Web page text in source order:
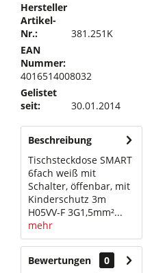
Hersteller
Artikel-
Nr.:
381.251K
EAN
Nummer:
4016514008032
Gelistet
seit:
30.01.2014
Beschreibung
Tischsteckdose SMART
6fach weiß mit
Schalter, öffenbar, mit
Kinderschutz 3m
H05VV-F 3G1,5mm²...
mehr
Bewertungen
0